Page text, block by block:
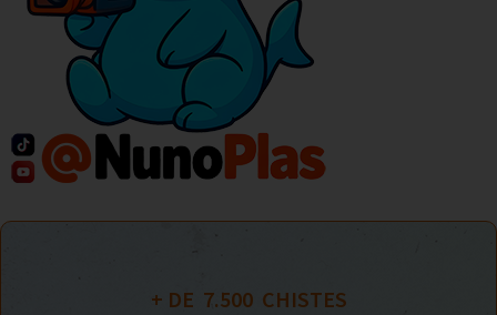
+ DE 7.500
  CHISTES